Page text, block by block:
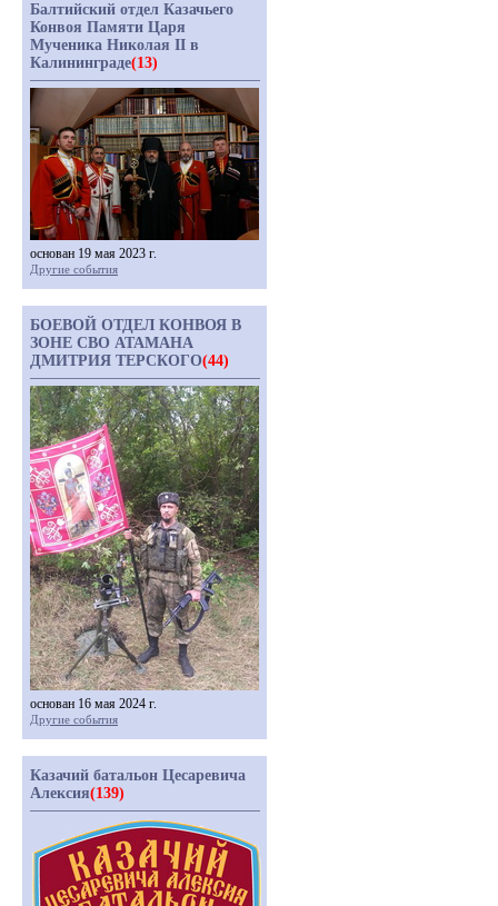
Балтийский отдел Казачьего
Конвоя Памяти Царя
Мученика Николая II в
Калининграде(13)
основан 19 мая 2023 г.
Другие события
БОЕВОЙ ОТДЕЛ КОНВОЯ В
ЗОНЕ СВО АТАМАНА
ДМИТРИЯ ТЕРСКОГО(44)
основан 16 мая 2024 г.
Другие события
Казачий батальон Цесаревича
Алексия(139)